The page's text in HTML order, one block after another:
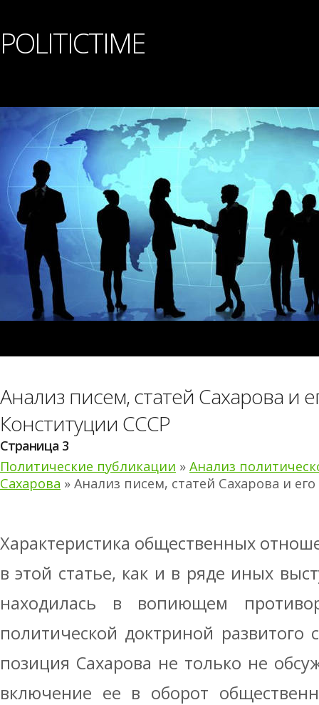
POLITICTIME
Анализ писем, статей Сахарова и
Конституции СССР
Страница 3
Политические публикации » Анализ
Сахарова » Анализ писем, статей Сахарова и
Характеристика общественных
в этой статье, как и в ряде иных
находилась в вопиющем
политической доктриной развитого
позиция Сахарова не только не
включение ее в оборот